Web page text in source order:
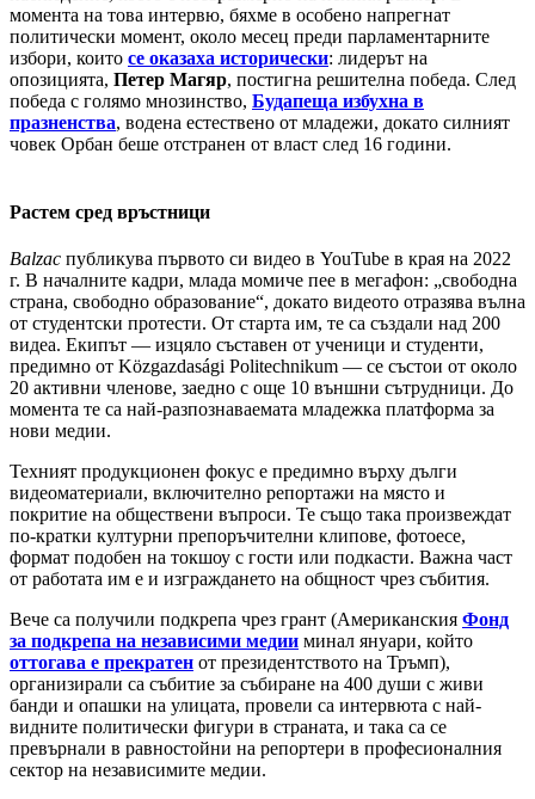
момента на това интервю, бяхме в особено напрегнат
политически момент, около месец преди парламентарните
избори, които се оказаха исторически: лидерът на
опозицията, Петер Магяр, постигна решителна победа. След
победа с голямо мнозинство, Будапеща избухна в
празненства, водена естествено от младежи, докато силният
човек Орбан беше отстранен от власт след 16 години.
Растем сред връстници
Balzac публикува първото си видео в YouTube в края на 2022
г. В началните кадри, млада момиче пее в мегафон: „свободна
страна, свободно образование“, докато видеото отразява вълна
от студентски протести. От старта им, те са създали над 200
видеа. Екипът — изцяло съставен от ученици и студенти,
предимно от Közgazdasági Politechnikum — се състои от около
20 активни членове, заедно с още 10 външни сътрудници. До
момента те са най-разпознаваемата младежка платформа за
нови медии.
Техният продукционен фокус е предимно върху дълги
видеоматериали, включително репортажи на място и
покритие на обществени въпроси. Те също така произвеждат
по-кратки културни препоръчителни клипове, фотоесе,
формат подобен на токшоу с гости или подкасти. Важна част
от работата им е и изграждането на общност чрез събития.
Вече са получили подкрепа чрез грант (Американския Фонд
за подкрепа на независими медии минал януари, който
оттогава е прекратен от президентството на Тръмп),
организирали са събитие за събиране на 400 души с живи
банди и опашки на улицата, провели са интервюта с най-
видните политически фигури в страната, и така са се
превърнали в равностойни на репортери в професионалния
сектор на независимите медии.